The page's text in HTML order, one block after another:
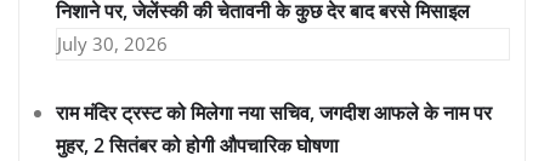
निशाने पर, जेलेंस्की की चेतावनी के कुछ देर बाद बरसे मिसाइल
July 30, 2026
राम मंदिर ट्रस्ट को मिलेगा नया सचिव, जगदीश आफले के नाम पर
मुहर, 2 सितंबर को होगी औपचारिक घोषणा